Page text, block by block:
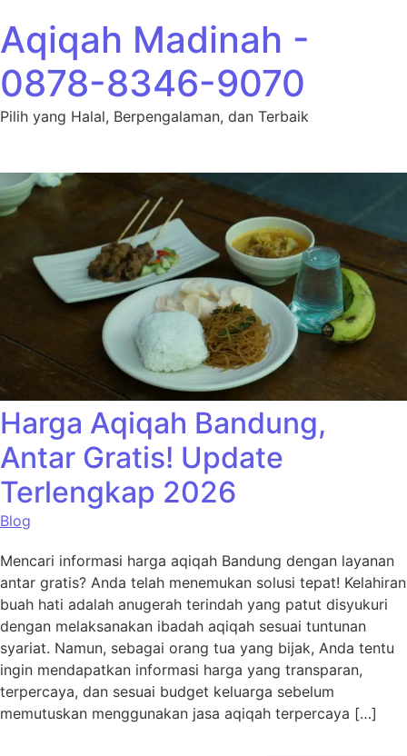
Aqiqah Madinah -
0878-8346-9070
Pilih yang Halal, Berpengalaman, dan Terbaik
Harga Aqiqah Bandung,
Antar Gratis! Update
Terlengkap 2026
Blog
Mencari informasi harga aqiqah Bandung dengan layanan
antar gratis? Anda telah menemukan solusi tepat! Kelahiran
buah hati adalah anugerah terindah yang patut disyukuri
dengan melaksanakan ibadah aqiqah sesuai tuntunan
syariat. Namun, sebagai orang tua yang bijak, Anda tentu
ingin mendapatkan informasi harga yang transparan,
terpercaya, dan sesuai budget keluarga sebelum
memutuskan menggunakan jasa aqiqah terpercaya […]